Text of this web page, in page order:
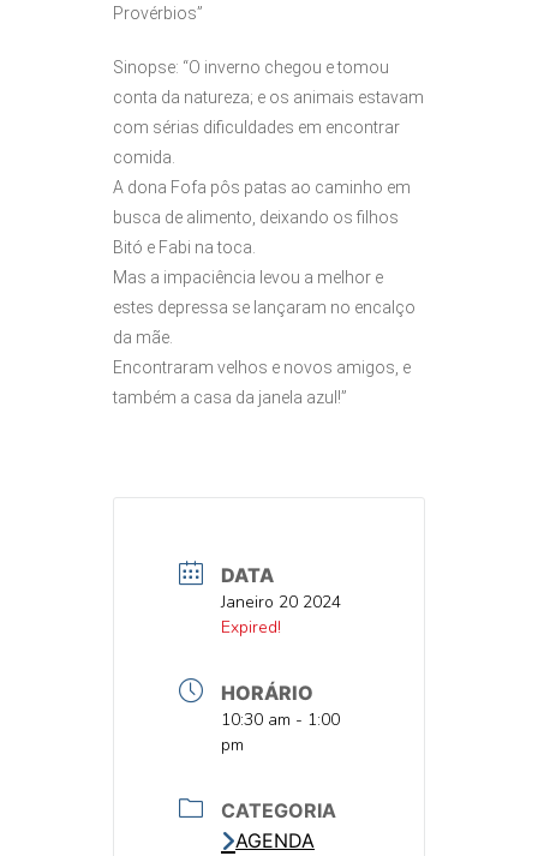
Provérbios”
Sinopse: “O inverno chegou e tomou
conta da natureza; e os animais estavam
com sérias dificuldades em encontrar
comida.
A dona Fofa pôs patas ao caminho em
busca de alimento, deixando os filhos
Bitó e Fabi na toca.
Mas a impaciência levou a melhor e
estes depressa se lançaram no encalço
da mãe.
Encontraram velhos e novos amigos, e
também a casa da janela azul!”
DATA
DATAJaneiro 20 2024
DATAExpired!
HORÁRIO
HORA
10:30 am - 1:00
pm
CATEGORIA
AGENDA